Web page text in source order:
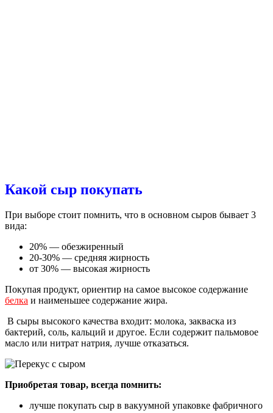
Какой сыр покупать
При выборе стоит помнить, что в основном сыров бывает 3
вида:
20% — обезжиренный
20-30% — средняя жирность
от 30% — высокая жирность
Покупая продукт, ориентир на самое высокое содержание
белка и наименьшее содержание жира.
В сыры высокого качества входит: молока, закваска из
бактерий, соль, кальций и другое. Если содержит пальмовое
масло или нитрат натрия, лучше отказаться.
Приобретая товар, всегда помнить:
лучше покупать сыр в вакуумной упаковке фабричного